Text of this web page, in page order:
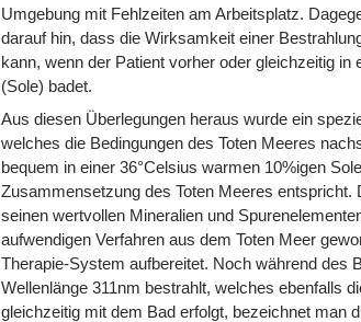
Umgebung mit Fehlzeiten am Arbeitsplatz.
darauf hin, dass die Wirksamkeit einer
kann, wenn der Patient vorher oder gleichzeitig
(Sole) badet.
Aus diesen Überlegungen heraus wurde ein
welches die Bedingungen des Toten Meeres
bequem in einer 36°Celsius warmen 10%igen
Zusammensetzung des Toten Meeres
seinen wertvollen Mineralien und
aufwendigen Verfahren aus dem Toten Meer
Therapie-System aufbereitet. Noch während des
Wellenlänge 311nm bestrahlt, welches ebenfalls
gleichzeitig mit dem Bad erfolgt, bezeichnet man